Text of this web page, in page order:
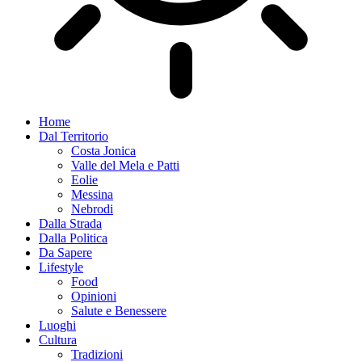
Home
Dal Territorio
Costa Jonica
Valle del Mela e Patti
Eolie
Messina
Nebrodi
Dalla Strada
Dalla Politica
Da Sapere
Lifestyle
Food
Opinioni
Salute e Benessere
Luoghi
Cultura
Tradizioni